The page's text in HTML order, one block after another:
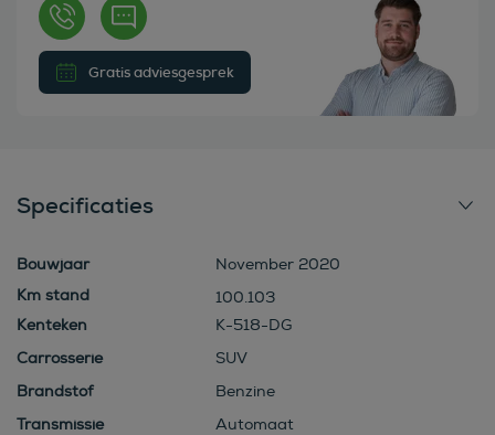
Gratis adviesgesprek
Specificaties
Bouwjaar
November 2020
100.103
Kenteken
K-518-DG
Carrosserie
SUV
Brandstof
Benzine
Transmissie
Automaat